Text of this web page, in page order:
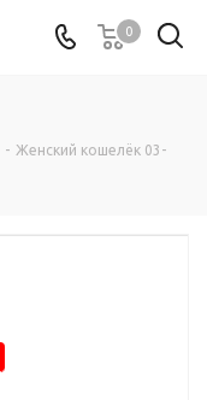
0
- Женский кошелёк 03-